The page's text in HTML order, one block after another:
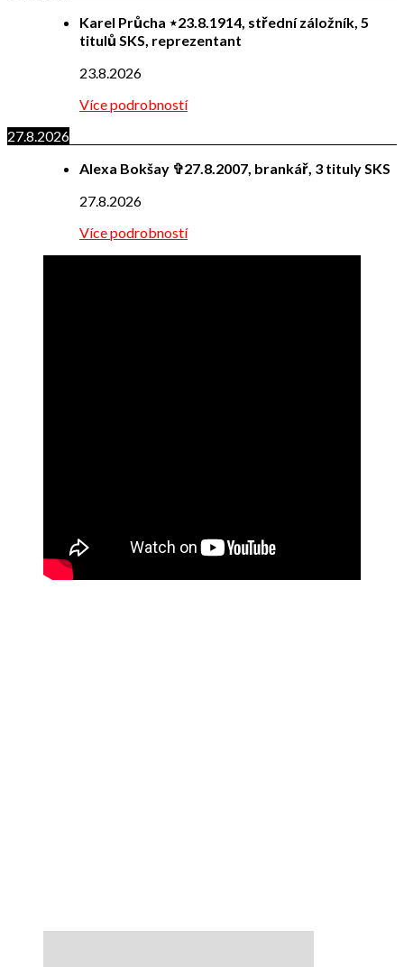
Karel Průcha ⋆23.8.1914, střední záložník, 5
titulů SKS, reprezentant
23.8.2026
Více podrobností
27.8.2026
Alexa Bokšay ✞27.8.2007, brankář, 3 tituly SKS
27.8.2026
Více podrobností